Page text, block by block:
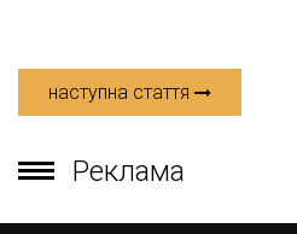
наступна стаття
Реклама